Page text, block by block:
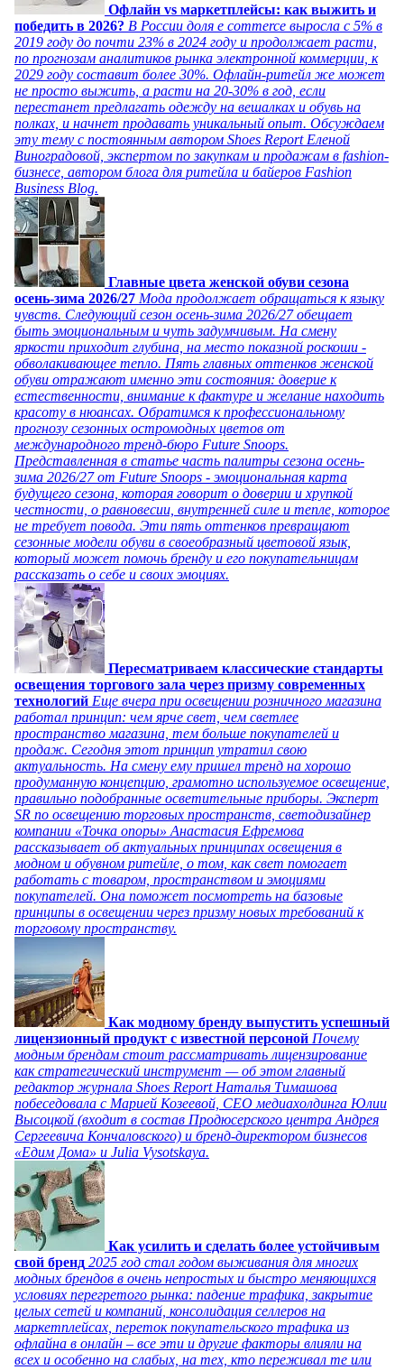
Офлайн vs маркетплейсы: как выжить и
победить в 2026? В России доля e commerce выросла с 5% в
2019 году до почти 23% в 2024 году и продолжает расти,
по прогнозам аналитиков рынка электронной коммерции, к
2029 году составит более 30%. Офлайн-ритейл же может
не просто выжить, а расти на 20-30% в год, если
перестанет предлагать одежду на вешалках и обувь на
полках, и начнет продавать уникальный опыт. Обсуждаем
эту тему с постоянным автором Shoes Report Еленой
Виноградовой, экспертом по закупкам и продажам в fashion-
бизнесе, автором блога для ритейла и байеров Fashion
Business Blog.
Главные цвета женской обуви сезона
осень-зима 2026/27 Мода продолжает обращаться к языку
чувств. Следующий сезон осень-зима 2026/27 обещает
быть эмоциональным и чуть задумчивым. На смену
яркости приходит глубина, на место показной роскоши -
обволакивающее тепло. Пять главных оттенков женской
обуви отражают именно эти состояния: доверие к
естественности, внимание к фактуре и желание находить
красоту в нюансах. Обратимся к профессиональному
прогнозу сезонных остромодных цветов от
международного тренд-бюро Future Snoops.
Представленная в статье часть палитры сезона осень-
зима 2026/27 от Future Snoops - эмоциональная карта
будущего сезона, которая говорит о доверии и хрупкой
честности, о равновесии, внутренней силе и тепле, которое
не требует повода. Эти пять оттенков превращают
сезонные модели обуви в своеобразный цветовой язык,
который может помочь бренду и его покупательницам
рассказать о себе и своих эмоциях.
Пересматриваем классические стандарты
освещения торгового зала через призму современных
технологий Еще вчера при освещении розничного магазина
работал принцип: чем ярче свет, чем светлее
пространство магазина, тем больше покупателей и
продаж. Сегодня этот принцип утратил свою
актуальность. На смену ему пришел тренд на хорошо
продуманную концепцию, грамотно используемое освещение,
правильно подобранные осветительные приборы. Эксперт
SR по освещению торговых пространств, светодизайнер
компании «Точка опоры» Анастасия Ефремова
рассказывает об актуальных принципах освещения в
модном и обувном ритейле, о том, как свет помогает
работать с товаром, пространством и эмоциями
покупателей. Она поможет посмотреть на базовые
принципы в освещении через призму новых требований к
торговому пространству.
Как модному бренду выпустить успешный
лицензионный продукт с известной персоной Почему
модным брендам стоит рассматривать лицензирование
как стратегический инструмент — об этом главный
редактор журнала Shoes Report Наталья Тимашова
побеседовала с Марией Козеевой, СЕО медиахолдинга Юлии
Высоцкой (входит в состав Продюсерского центра Андрея
Сергеевича Кончаловского) и бренд-директором бизнесов
«Едим Дома» и Julia Vysotskaya.
Как усилить и сделать более устойчивым
свой бренд 2025 год стал годом выживания для многих
модных брендов в очень непростых и быстро меняющихся
условиях перегретого рынка: падение трафика, закрытие
целых сетей и компаний, консолидация селлеров на
маркетплейсах, переток покупательского трафика из
офлайна в онлайн – все эти и другие факторы влияли на
всех и особенно на слабых, на тех, кто переживал те или